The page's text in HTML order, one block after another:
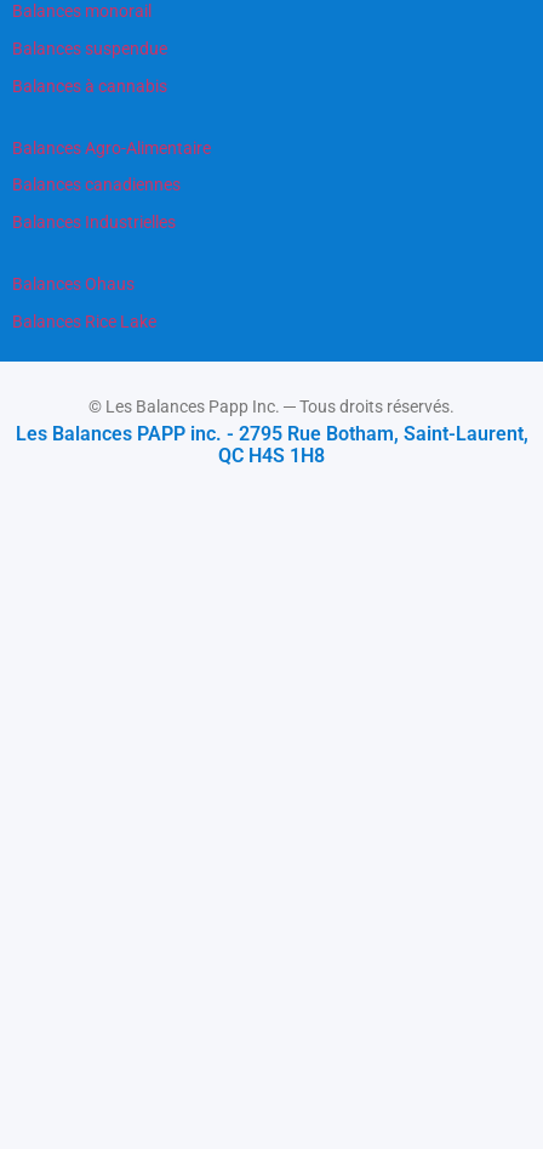
Balances monorail
Balances suspendue
Balances à cannabis
Balances Agro-Alimentaire
Balances canadiennes
Balances Industrielles
Balances Ohaus
Balances Rice Lake
© Les Balances Papp Inc. ─ Tous droits réservés.
Les Balances PAPP inc. - 2795 Rue Botham, Saint-Laurent,
QC H4S 1H8